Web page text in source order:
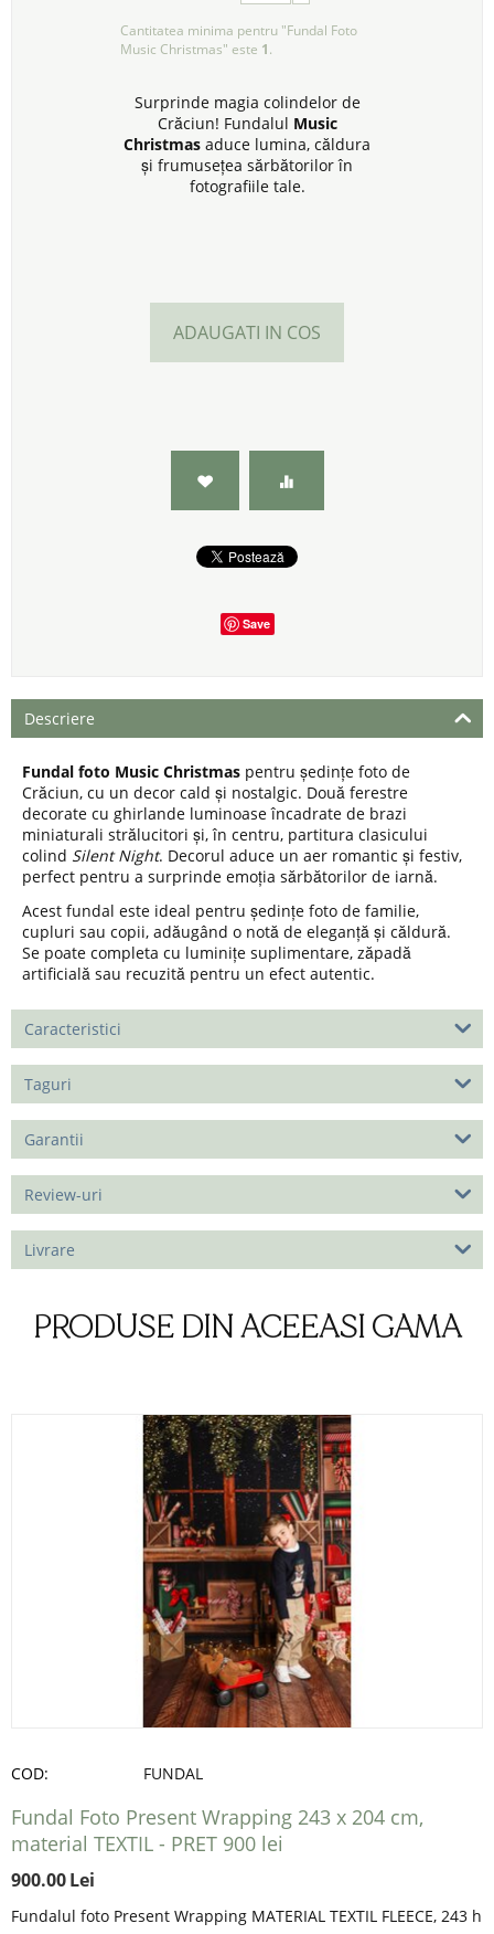
Cantitatea minima pentru "Fundal Foto
Music Christmas" este 1.
Surprinde magia colindelor de
Crăciun! Fundalul Music
Christmas aduce lumina, căldura
și frumusețea sărbătorilor în
fotografiile tale.
ADAUGATI IN COS
Save
Descriere
Fundal foto Music Christmas pentru ședințe foto de
Crăciun, cu un decor cald și nostalgic. Două ferestre
decorate cu ghirlande luminoase încadrate de brazi
miniaturali strălucitori și, în centru, partitura clasicului
colind Silent Night. Decorul aduce un aer romantic și festiv,
perfect pentru a surprinde emoția sărbătorilor de iarnă.
Acest fundal este ideal pentru ședințe foto de familie,
cupluri sau copii, adăugând o notă de eleganță și căldură.
Se poate completa cu luminițe suplimentare, zăpadă
artificială sau recuzită pentru un efect autentic.
Caracteristici
Taguri
Garantii
Review-uri
Livrare
PRODUSE DIN ACEEASI GAMA
COD: FUNDAL
Fundal Foto Present Wrapping 243 x 204 cm,
material TEXTIL - PRET 900 lei
900.00Lei
Fundalul foto Present Wrapping MATERIAL TEXTIL FLEECE, 243 h